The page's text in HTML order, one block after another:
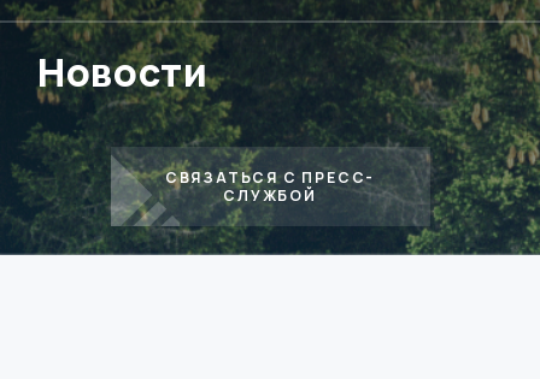
Новости
СВЯЗАТЬСЯ С ПРЕСС-
СЛУЖБОЙ